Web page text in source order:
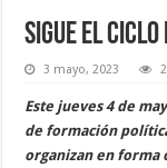
Sigue el
3 mayo, 2023
Este jueves 4 de
de formación
organizan en forma